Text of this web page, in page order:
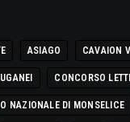
ASIAGO CAVAION
CONCORSO
NAZIONALE DI MONSELICE